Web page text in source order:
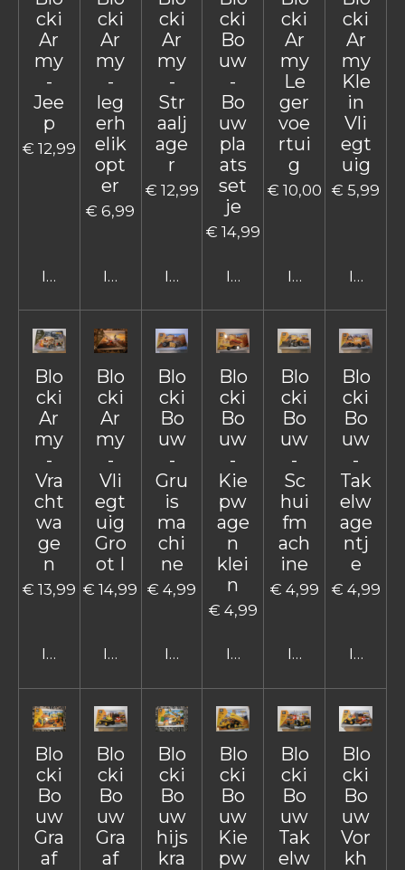
cki
Ar
my
-
Jee
p
€ 12,99
In winkelwagen
cki
Ar
my
-
leg
erh
elik
opt
er
€ 6,99
In winkelwagen
cki
Ar
my
-
Str
aalj
age
r
€ 12,99
In winkelwagen
cki
Bo
uw
-
Bo
uw
pla
ats
set
je
€ 14,99
In winkelwagen
cki
Ar
my
Le
ger
voe
rtui
g
€ 10,00
In
cki
Ar
my
Kle
in
Vli
egt
uig
€ 5,99
In
Blo
cki
Ar
my
-
Vra
cht
wa
ge
n
€ 13,99
In winkelwagen
Blo
cki
Ar
my
-
Vli
egt
uig
Gro
ot I
€ 14,99
In winkelwagen
Blo
cki
Bo
uw
-
Gru
is
ma
chi
ne
€ 4,99
In winkelwagen
Blo
cki
Bo
uw
-
Kie
pw
age
n
klei
n
€ 4,99
In winkelwagen
Blo
cki
Bo
uw
-
Sc
hui
fm
ach
ine
€ 4,99
In
Blo
cki
Bo
uw
-
Tak
elw
age
ntj
e
€ 4,99
In
Blo
cki
Bo
uw
Gra
af
Blo
cki
Bo
uw
Gra
af
Blo
cki
Bo
uw
hijs
kra
Blo
cki
Bo
uw
Kie
pw
Blo
cki
Bo
uw
Tak
elw
Blo
cki
Bo
uw
Vor
kh